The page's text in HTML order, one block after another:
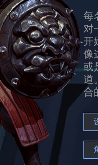
每
对
开
像
或
道
合